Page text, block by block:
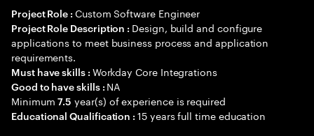
Project Role : Custom Software Engineer
Project Role Description : Design, build and configure
applications to meet business process and application
requirements.
Must have skills : Workday Core Integrations
Good to have skills : NA
Minimum7.5 year(s) of experience is required
Educational Qualification :15 years full time education